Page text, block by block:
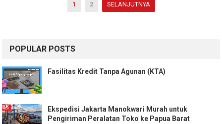
1 2 SELANJUTNYA
POPULAR POSTS
Fasilitas Kredit Tanpa Agunan (KTA)
Ekspedisi Jakarta Manokwari Murah untuk
Pengiriman Peralatan Toko ke Papua Barat